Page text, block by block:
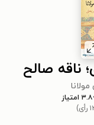
ناقه صالح
۳.۸ امتیاز